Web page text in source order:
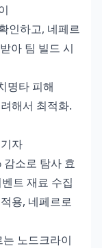
인하고, 네페르
아 팀 빌드 시
명타 피해
해서 최적화.
자
소로 탐사 효
트 재료 수집
용, 네페르로
노드크라이